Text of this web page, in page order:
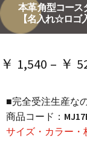
本革 角型コース
【名入れ☆ロ
￥ 1,540 – ￥
■完全受注生産な
商品コード：
サイズ・カラー